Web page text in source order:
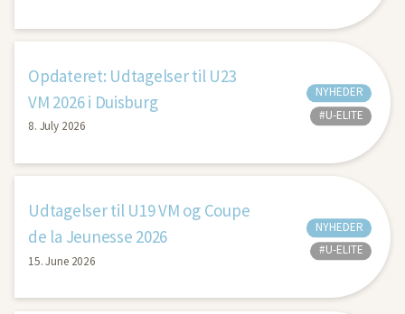
Opdateret: Udtagelser til U23
VM 2026 i Duisburg
8. July 2026
NYHEDER
#U-ELITE
Udtagelser til U19 VM og Coupe
de la Jeunesse 2026
15. June 2026
NYHEDER
#U-ELITE